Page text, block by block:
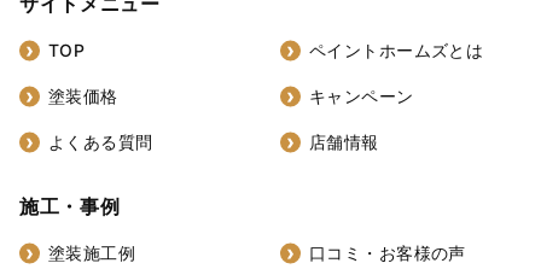
TOP ペイントホームズとは
塗装価格 キャンペーン
よくある質問 店舗情報
施工・事例
塗装施工例 口コミ・お客様の声